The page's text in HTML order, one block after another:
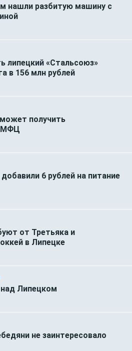
нашли разбитую машину с
липецкий «Стальсоюз»
в 156 млн рублей
получить
МФЦ
6 рублей на питание
от Третьяка и
в Липецке
Липецком
не заинтересовало